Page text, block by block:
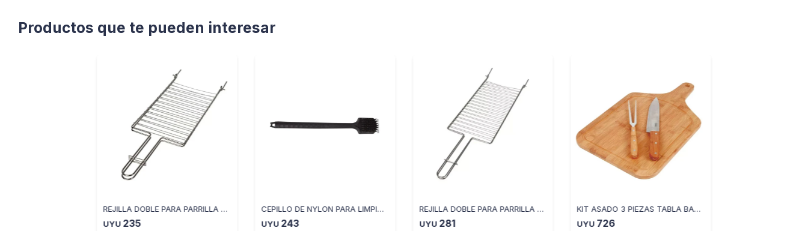
Productos que te pueden interesar
REJILLA DOBLE PARA PARRILLA 56X19X2 CM 12125003101
UYU 235
CEPILLO DE NYLON PARA LIMPIAR PARRILLAS 12121003377
UYU 243
REJILLA DOBLE PARA PARRILLA 72.5X21 CM 12125003102
UYU 281
KIT ASADO 3 PIEZAS TABLA BAMBU Y UTENSILIOS 12121003359
UYU 726